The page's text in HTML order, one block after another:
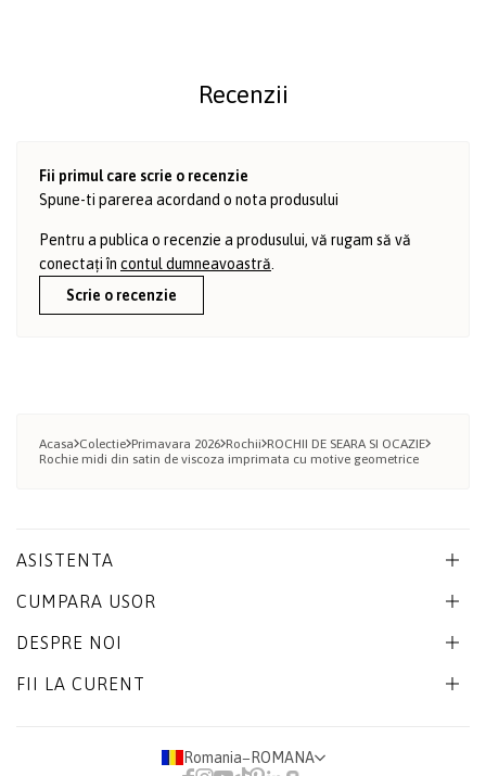
Recenzii
Fii primul care scrie o recenzie
Spune-ti parerea acordand o nota produsului
Pentru a publica o recenzie a produsului, vă rugam să vă
conectați în contul dumneavoastră
Scrie o recenzie
Acasa Colectie Primavara 2026 Rochii ROCHII DE SEARA SI OCAZIE
Rochie midi din satin de viscoza imprimata cu motive geometrice
ASISTENTA
CUMPARA USOR
DESPRE NOI
FII LA CURENT
Romania− ROMANA